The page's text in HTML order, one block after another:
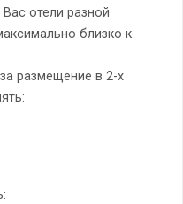
отели разной
близко к
размещение в 2-х